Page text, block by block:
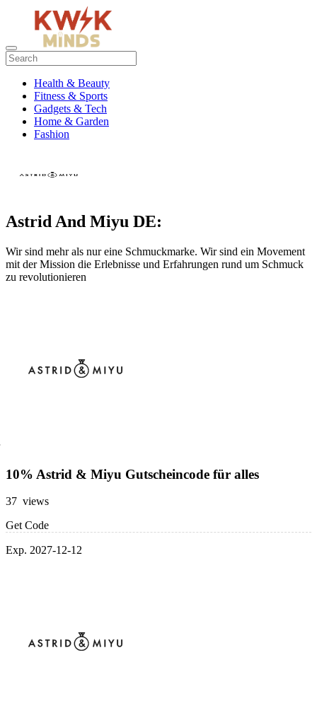
Health & Beauty
Fitness & Sports
Gadgets & Tech
Home & Garden
Fashion
Astrid And Miyu DE:
Wir sind mehr als nur eine Schmuckmarke. Wir sind ein Movement
mit der Mission die Erlebnisse und Erfahrungen rund um Schmuck
zu revolutionieren
10% Astrid & Miyu Gutscheincode für alles
37 views
Get Code
Exp. 2027-12-12